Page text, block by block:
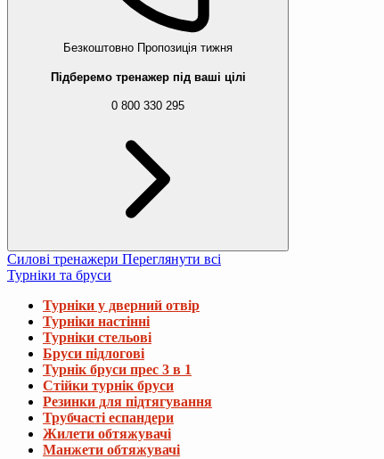
Безкоштовно Пропозиція тижня
Підберемо тренажер під ваші цілі
0 800 330 295
Силові тренажери Переглянути всі
Турніки та бруси
Турніки у дверний отвір
Турніки настінні
Турніки стельові
Бруси підлогові
Турнік бруси прес 3 в 1
Стійки турнік бруси
Резинки для підтягування
Трубчасті еспандери
Жилети обтяжувачі
Манжети обтяжувачі